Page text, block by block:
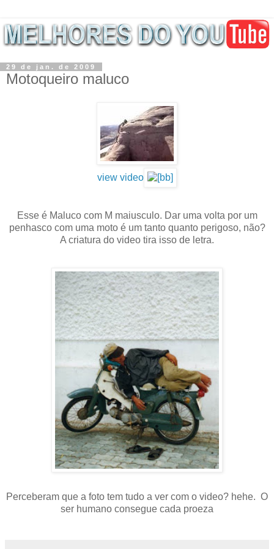
29 de jan. de 2009
Motoqueiro maluco
view video
Esse é Maluco com M maiusculo. Dar uma volta por um
penhasco com uma moto é um tanto quanto perigoso, não?
A criatura do video tira isso de letra.
Perceberam que a foto tem tudo a ver com o video? hehe. O
ser humano consegue cada proeza